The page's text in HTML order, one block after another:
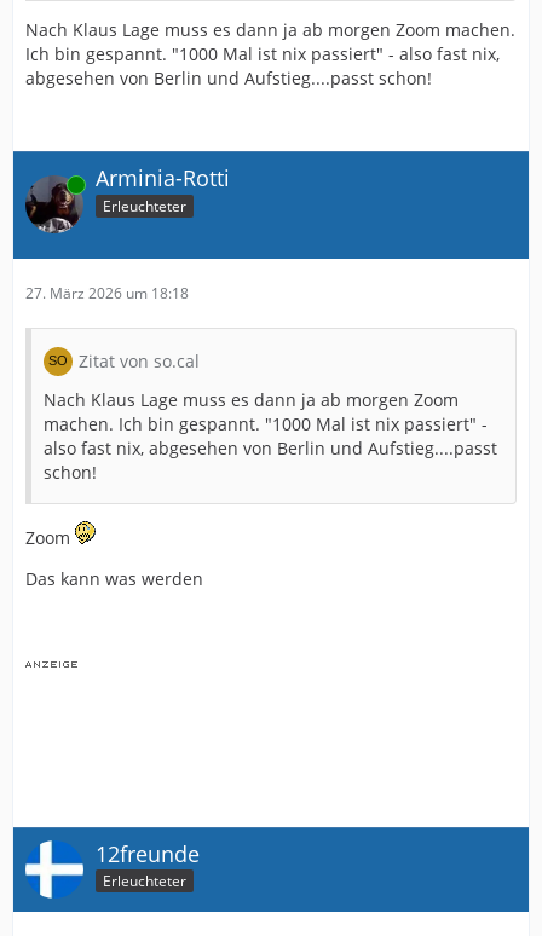
Nach Klaus Lage muss es dann ja ab morgen Zoom machen.
Ich bin gespannt. "1000 Mal ist nix passiert" - also fast nix,
abgesehen von Berlin und Aufstieg....passt schon!
Online Arminia-Rotti
Erleuchteter
27. März 2026 um 18:18
Zitat von so.cal
Nach Klaus Lage muss es dann ja ab morgen Zoom
machen. Ich bin gespannt. "1000 Mal ist nix passiert" -
also fast nix, abgesehen von Berlin und Aufstieg....passt
schon!
Zoom
Das kann was werden
12freunde
Erleuchteter